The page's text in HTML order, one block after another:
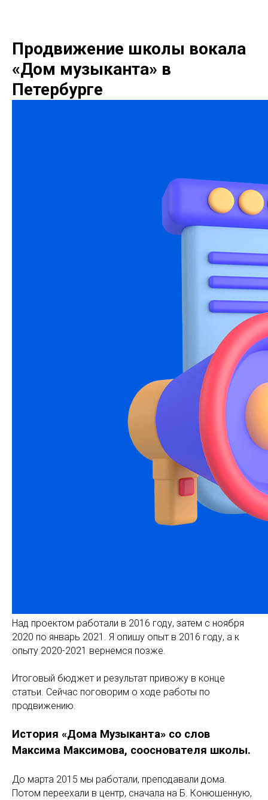
Продвижение школы вокала
«Дом музыканта» в
Петербурге
Над проектом работали в 2016 году, затем с ноября
2020 по январь 2021. Я опишу опыт в 2016 году, а к
опыту 2020-2021 вернемся позже.
Итоговый бюджет и результат привожу в конце
статьи. Сейчас поговорим о ходе работы по
продвижению.
История «Дома Музыканта» со слов
Максима Максимова, сооснователя школы.
До марта 2015 мы работали, преподавали дома.
Потом переехали в центр, сначала на Б. Конюшенную,